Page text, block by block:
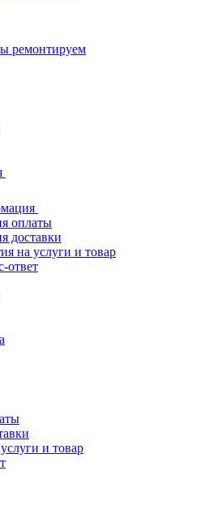
ремонтируем
оплаты
доставки
на услуги и товар
ответ
и товар